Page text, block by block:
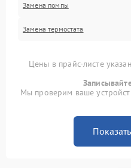
Замена помпы
Замена термостата
Цены в прайс-листе
Мы проверим ваше